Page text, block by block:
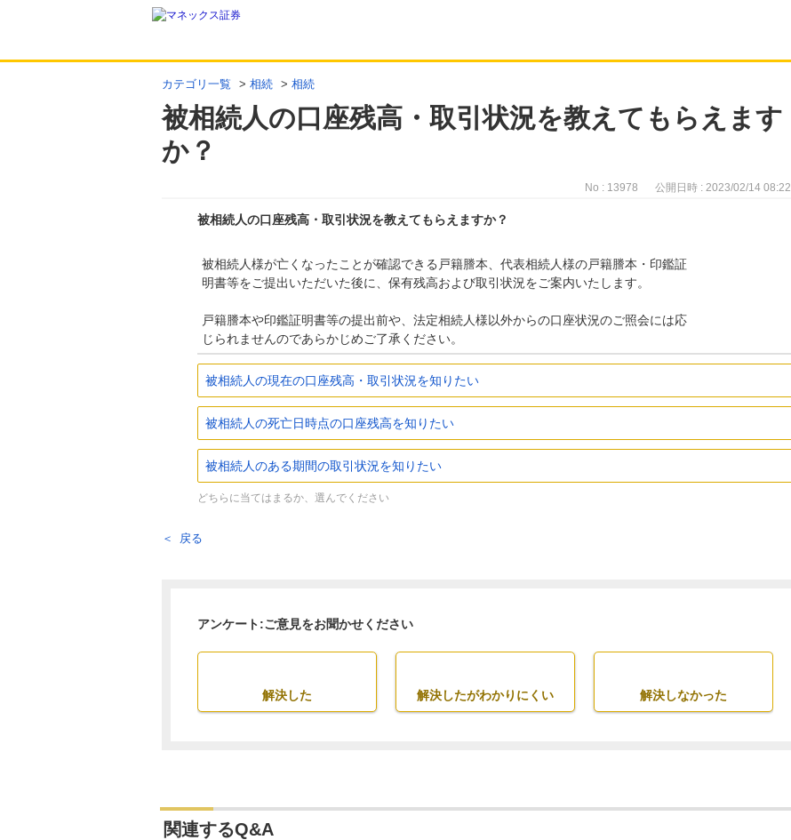
カテゴリ一覧 > 相続 > 相続
被相続人の口座残高・取引状況を教えてもらえます
か？
No : 13978 公開日時 : 2023/02/14 08:22
被相続人の口座残高・取引状況を教えてもらえますか？
被相続人様が亡くなったことが確認できる戸籍謄本、代表相続人様の戸籍謄本・印鑑証
明書等をご提出いただいた後に、保有残高および取引状況をご案内いたします。
戸籍謄本や印鑑証明書等の提出前や、法定相続人様以外からの口座状況のご照会には応
じられませんのであらかじめご了承ください。
被相続人の現在の口座残高・取引状況を知りたい
被相続人の死亡日時点の口座残高を知りたい
被相続人のある期間の取引状況を知りたい
どちらに当てはまるか、選んでください
戻る
アンケート:ご意見をお聞かせください
解決した 解決したがわかりにくい 解決しなかった
関連するQ&A